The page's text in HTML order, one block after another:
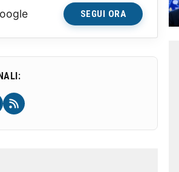
SEGUI ORA